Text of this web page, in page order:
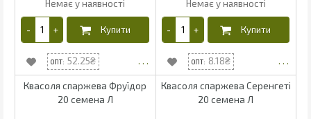
52.25 8.18
Квасоля спаржева Фруїдор
20 семена Л
Квасоля спаржева Серенгеті
20 семена Л